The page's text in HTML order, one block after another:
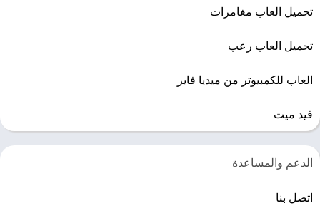
تحميل العاب مغامرات
تحميل العاب رعب
العاب للكمبيوتر من ميديا فاير
فيد ميت
الدعم والمساعدة
اتصل بنا